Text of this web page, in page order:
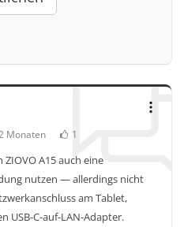
Monaten 1
A15 auch eine
nutzen — allerdings nicht
am Tablet,
USB-C-auf-LAN-Adapter.